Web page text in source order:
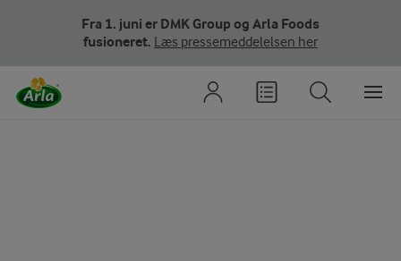
Fra 1. juni er DMK Group og Arla Foods
fusioneret. Læs pressemeddelelsen her